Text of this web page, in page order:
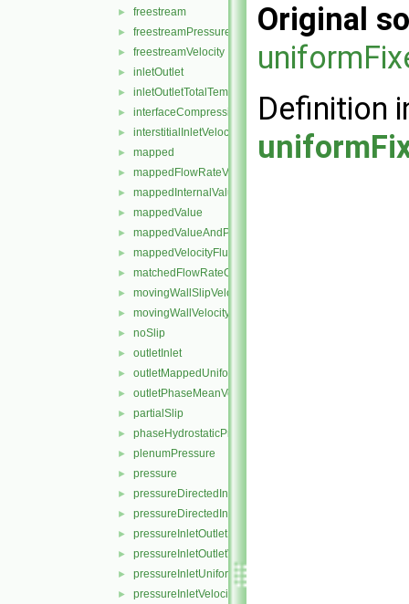
► freestream
► freestreamPressure
► freestreamVelocity
► inletOutlet
► inletOutletTotalTemperature
► interfaceCompression
► interstitialInletVelocity
► mapped
► mappedFlowRateVelocity
► mappedInternalValue
► mappedValue
► mappedValueAndPatchInternalValue
► mappedVelocityFlux
► matchedFlowRateOutletVelocity
► movingWallSlipVelocity
► movingWallVelocity
► noSlip
► outletInlet
► outletMappedUniformInlet
► outletPhaseMeanVelocity
► partialSlip
► phaseHydrostaticPressure
► plenumPressure
► pressure
► pressureDirectedInletOutletVelocity
► pressureDirectedInletVelocity
► pressureInletOutletParSlipVelocity
► pressureInletOutletVelocity
► pressureInletUniformVelocity
► pressureInletVelocity
Original
Definition